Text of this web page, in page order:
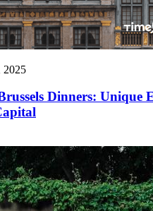
2025
Dinners: Unique